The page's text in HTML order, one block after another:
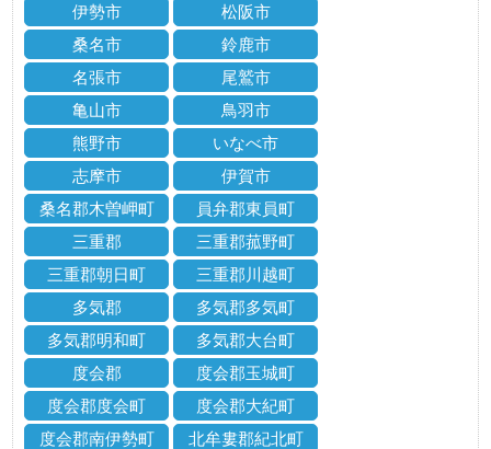
伊勢市
松阪市
桑名市
鈴鹿市
名張市
尾鷲市
亀山市
鳥羽市
熊野市
いなべ市
志摩市
伊賀市
桑名郡木曽岬町
員弁郡東員町
三重郡
三重郡菰野町
三重郡朝日町
三重郡川越町
多気郡
多気郡多気町
多気郡明和町
多気郡大台町
度会郡
度会郡玉城町
度会郡度会町
度会郡大紀町
度会郡南伊勢町
北牟婁郡紀北町